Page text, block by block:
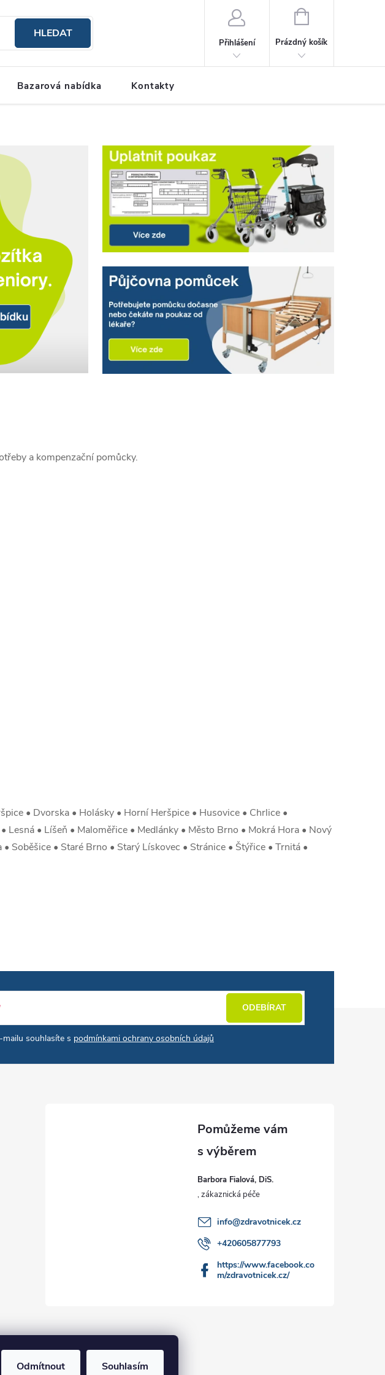
Odmítnout Souhlasím
HLEDAT
Přihlášení
NÁKUPNÍ KOŠÍK
Prázdný košík
Bazarová nabídka Kontakty
a kompenzační pomůcky.
• Dvorska • Holásky • Horní Heršpice • Husovice • Chrlice •
Lesná • Líšeň • Maloměřice • Medlánky • Město Brno • Mokrá Hora • Nový
Soběšice • Staré Brno • Starý Lískovec • Stránice • Štýřice • Trnitá •
souhlasíte s podmínkami ochrany osobních údajů
ODEBÍRAT
Barbora Fialová, DiS.
info@zdravotnicek.cz
+420605877793
https://www.facebook.co
m/zdravotnicek.cz/